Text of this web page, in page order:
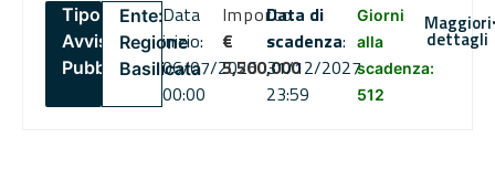
Tipo:
Avviso
Pubblico
Ente:
Regione
Basilicata
Data
inizio:
06/07/2026
00:00
Importo
€
5,500,000
Data di
scadenza:
31/12/2027
23:59
Giorni
alla
scadenza:
512
Maggiori
dettagli